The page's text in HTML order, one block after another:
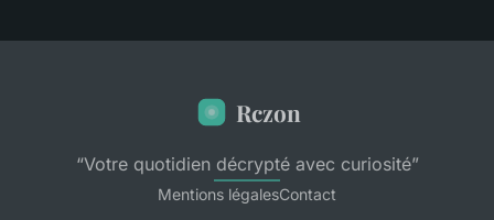
Rczon
“Votre quotidien décrypté avec curiosité”
Mentions légalesContact